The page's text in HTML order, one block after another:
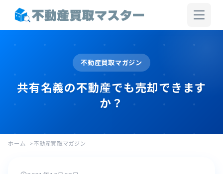
不動産買取マガジン
共有名義の不動産でも売却できます
か？
ホーム 不動産買取マガジン